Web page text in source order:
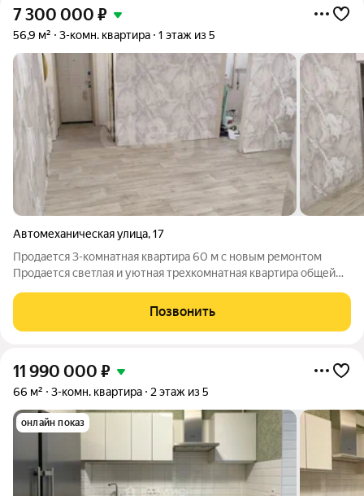
7 300 000 ₽
56,9 м² 3-комн. квартира 1 этаж из 5
Автомеханическая улица,17
Продается 3-комнатная квартира 60 м с новым ремонтом
Продается светлая и уютная трехкомнатная квартира общей
квартире выполнен капитальный ремонт: установлены новые
окна ПВХ; натяжные потолки
Позвонить
11 990 000 ₽
66 м² 3-комн. квартира 2 этаж из 5
онлайн показ